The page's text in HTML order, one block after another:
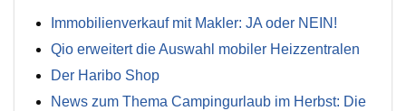
Immobilienverkauf mit Makler: JA oder NEIN!
Qio erweitert die Auswahl mobiler Heizzentralen
Der Haribo Shop
News zum Thema Campingurlaub im Herbst: Die